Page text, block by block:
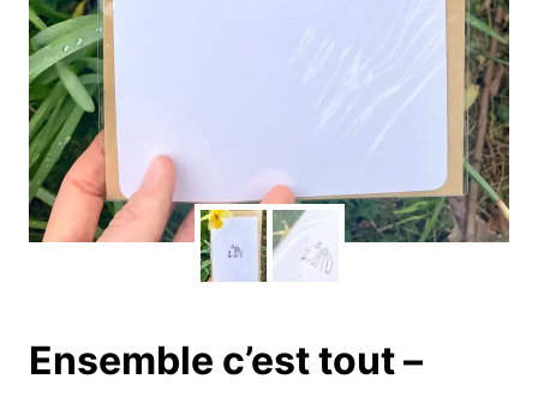
Ensemble c’est tout –